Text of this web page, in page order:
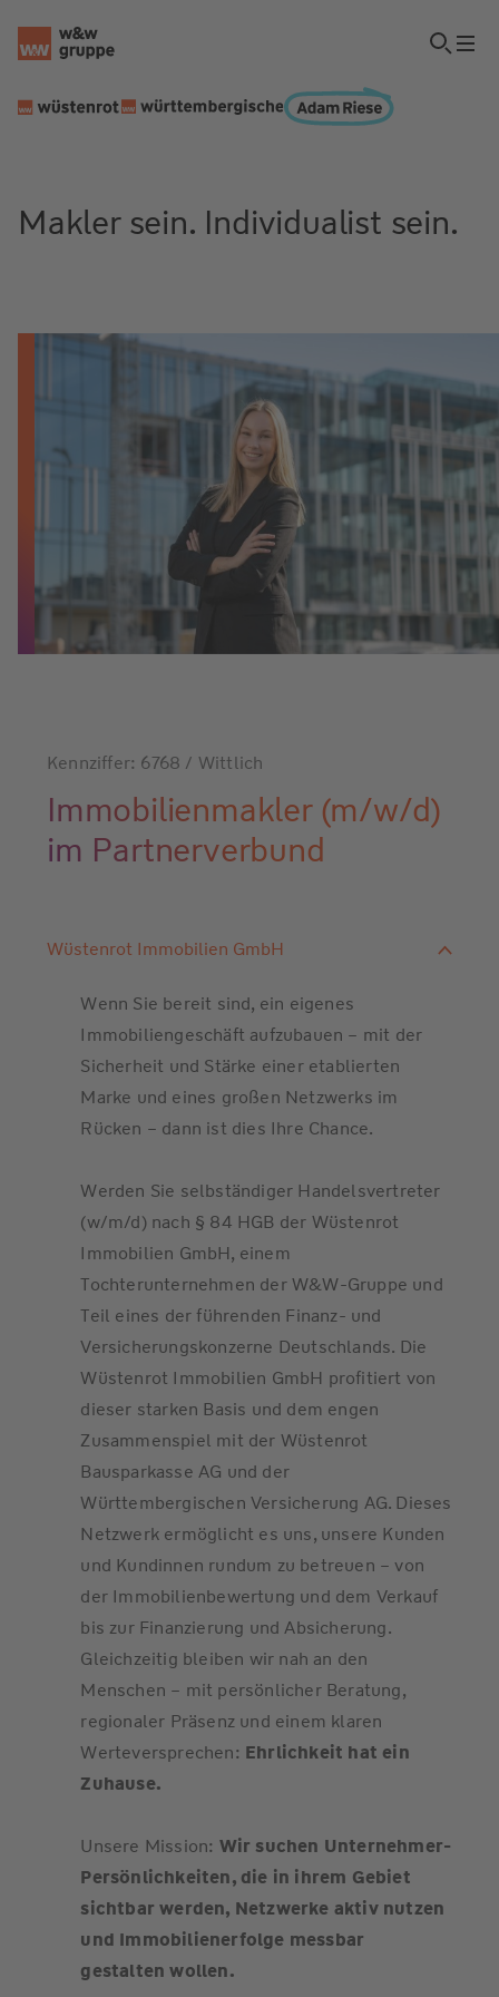
Makler sein. Individualist sein.
Kennziffer: 6768 / Wittlich
Immobilienmakler (m/w/d)
im Partnerverbund
Wüstenrot Immobilien GmbH
Wenn Sie bereit sind, ein eigenes
Immobiliengeschäft aufzubauen – mit der
Sicherheit und Stärke einer etablierten
Marke und eines großen Netzwerks im
Rücken – dann ist dies Ihre Chance.
Werden Sie selbständiger Handelsvertreter
(w/m/d) nach § 84 HGB der Wüstenrot
Immobilien GmbH, einem
Tochterunternehmen der W&W-Gruppe und
Teil eines der führenden Finanz- und
Versicherungskonzerne Deutschlands. Die
Wüstenrot Immobilien GmbH profitiert von
dieser starken Basis und dem engen
Zusammenspiel mit der Wüstenrot
Bausparkasse AG und der
Württembergischen Versicherung AG. Dieses
Netzwerk ermöglicht es uns, unsere Kunden
und Kundinnen rundum zu betreuen – von
der Immobilienbewertung und dem Verkauf
bis zur Finanzierung und Absicherung.
Gleichzeitig bleiben wir nah an den
Menschen – mit persönlicher Beratung,
regionaler Präsenz und einem klaren
Werteversprechen: Ehrlichkeit hat ein
Zuhause.
Unsere Mission: Wir suchen Unternehmer-
Persönlichkeiten, die in ihrem Gebiet
sichtbar werden, Netzwerke aktiv nutzen
und Immobilienerfolge messbar
gestalten wollen.